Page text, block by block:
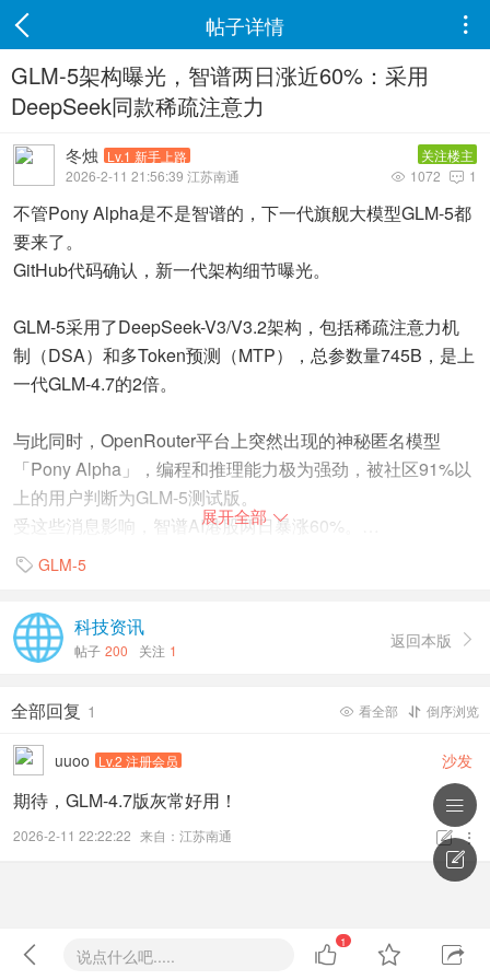
帖子详情 
GLM-5架构曝光，智谱两日涨近60%：采用
DeepSeek同款稀疏注意力
冬烛 Lv.1 新手上路
关注楼主
2026-2-11 21:56:39 江苏南通
 1
 1072
不管Pony Alpha是不是智谱的，下一代旗舰大模型GLM-5都
要来了。
GitHub代码确认，新一代架构细节曝光。
GLM-5采用了DeepSeek-V3/V3.2架构，包括稀疏注意力机
制（DSA）和多Token预测（MTP），总参数量745B，是上
一代GLM-4.7的2倍。
与此同时，OpenRouter平台上突然出现的神秘匿名模型
「Pony Alpha」，编程和推理能力极为强劲，被社区91%以
上的用户判断为GLM-5测试版。
受这些消息影响，智谱AI港股两日暴涨60%。
GLM-5的架构信息并非来自智谱官方，而是被开源社区从代
码提交中“挖”出来的。
在vLLM推理框架的PR中，开发者发现GLM-5的实现逻辑被
直接映射到了DeepSeek-V3的组件上。
GLM-5继承的第一项核心技术是DeepSeek稀疏注意力
（DeepSeek Sparse Attention，DSA）。
DSA通过两阶段流程做到长文本处理效率大幅提升，输出质
量几乎不受影响。
首先由Lightning Indexer轻量级组件快速扫描所有历史token
跳过。
展开全部 
 GLM-5
科技资讯
帖子 200 关注 1 返回本版 
 倒序浏览
 看全部
全部回复 1
uuoo Lv.2 注册会员 沙发
期待，GLM-4.7版灰常好用！
2026-2-11 22:22:22 来自：江苏南通  
 说点什么吧..... 
1
 

